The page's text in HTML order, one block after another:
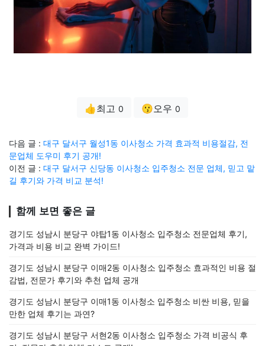
👍최고 0 😗오우 0
다음 글 : 대구 달서구 월성1동 이사청소 가격 효과적 비용절감, 전
문업체 도우미 후기 공개!
이전 글 : 대구 달서구 신당동 이사청소 입주청소 전문 업체, 믿고 맡
길 후기와 가격 비교 분석!
함께 보면 좋은 글
경기도 성남시 분당구 야탑1동 이사청소 입주청소 전문업체 후기,
가격과 비용 비교 완벽 가이드!
경기도 성남시 분당구 이매2동 이사청소 입주청소 효과적인 비용 절
감법, 전문가 후기와 추천 업체 공개
경기도 성남시 분당구 이매1동 이사청소 입주청소 비싼 비용, 믿을
만한 업체 후기는 과연?
경기도 성남시 분당구 서현2동 이사청소 입주청소 가격 비공식 후